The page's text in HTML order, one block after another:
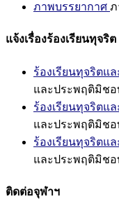
ภาพบรรยากาศ ภ
แจ้งเรื่องร้องเรียนทุจริต
ร้องเรียนทุจริตแ
และประพฤติมิชอ
ร้องเรียนทุจริตแ
และประพฤติมิชอ
ร้องเรียนทุจริตแ
และประพฤติมิชอ
ติดต่อจุฬาฯ